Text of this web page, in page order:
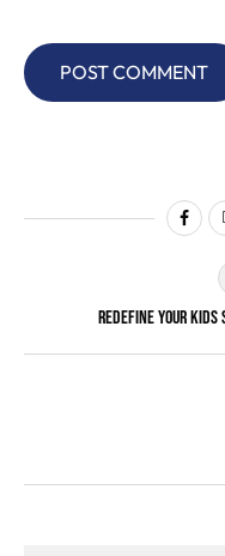
Redefine Your